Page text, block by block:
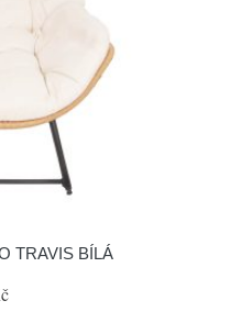
TRAVIS BÍLÁ